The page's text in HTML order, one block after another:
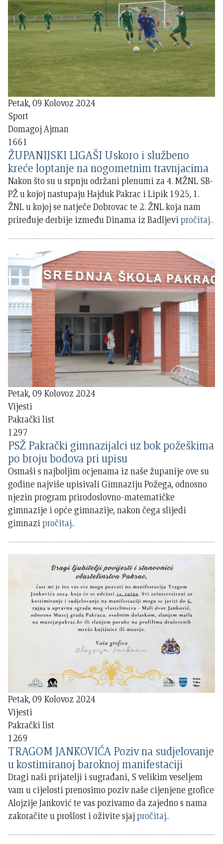
Petak, 09 Kolovoz 2024
Sport
Domagoj Ajman
1661
ŽUPANIJSKI LIGAŠI Uskoro i službeno
kreće loptanje na nogometnim travnjacima
Nakon što su u srpnju održani plenumi za 4. MŽNL SB-
PŽ u kojoj nastupaju Hajduk Pakrac i Lipik 1925, 1.
ŽNL u kojoj se natječe Dobrovac te 2. ŽNL koja nam
priređuje derbije između Dinama iz Badljevipročitaj..
Petak, 09 Kolovoz 2024
Vijesti
Pakrački list
1297
PSŽ Pakrački gimnazijalci uz bok požeškima
po broju bodova pri upisu
Osmaši s najboljim ocjenama iz naše županije ove su
godine najviše upisivali Gimnaziju Požega, odnosno
njezin program prirodoslovno-matematičke
gimnazije i opće gimnazije, nakon čega slijedi
gimnazipročitaj..
Petak, 09 Kolovoz 2024
Vijesti
Pakrački list
1269
TRAGOM JANKOVIĆA Poziv na sudjelovanje
u kostimiranoj baroknoj manifestaciji
Dragi naši prijatelji i sugrađani, S velikim veseljem
vam u cijelosti prenosimo poziv naše cijenjene grofice
Alojzije Janković te vas pozivamo da zajedno s nama
zakoračite u prošlost i oživite sjajpročitaj..